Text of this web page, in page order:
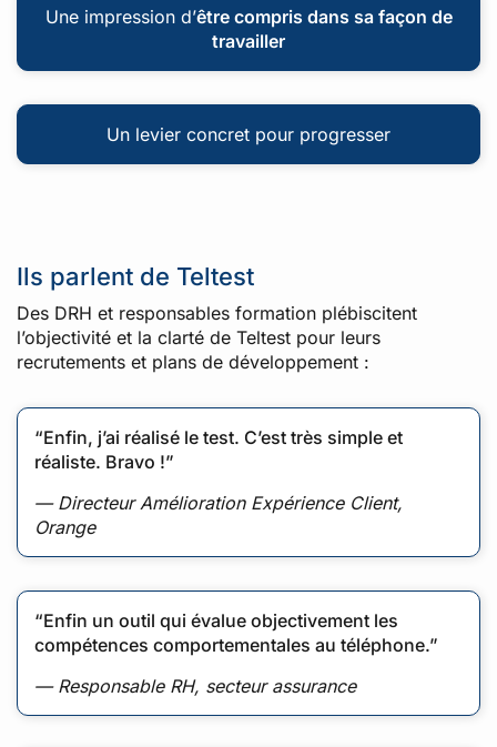
Une impression d’être compris dans sa façon de
travailler
Un levier concret pour progresser
Ils parlent de Teltest
Des DRH et responsables formation plébiscitent
l’objectivité et la clarté de Teltest pour leurs
recrutements et plans de développement :
“Enfin, j’ai réalisé le test. C’est très simple et
réaliste. Bravo !”
— Directeur Amélioration Expérience Client,
Orange
“Enfin un outil qui évalue objectivement les
compétences comportementales au téléphone.”
— Responsable RH, secteur assurance